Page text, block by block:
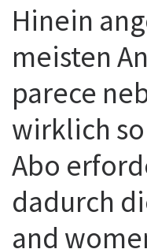
Hinein
meisten
parece
wirklich
Abo
dadurch
and